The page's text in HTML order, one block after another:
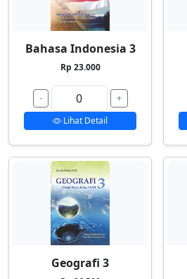
Bahasa Indonesia 3
Rp 23.000
-
+
Lihat Detail
Geografi 3